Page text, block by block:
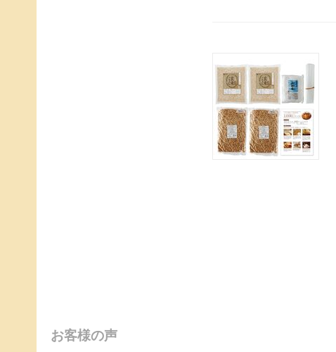
お客様の声